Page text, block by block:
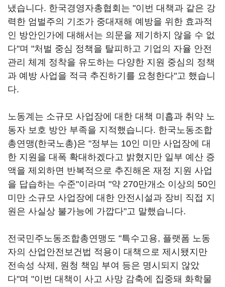
냈습니다. 한국경영자총협회는 "이번 대책과 같은 강
력한 엄벌주의 기조가 중대재해 예방을 위한 효과적
인 방안인가에 대해서는 의문을 제기하지 않을 수 없
다"며 "처벌 중심 정책을 탈피하고 기업의 자율 안전
관리 체계 정착을 유도하는 다양한 지원 중심의 정책
과 예방 사업을 적극 추진하기를 요청한다"고 했습니
다.
노동계는 소규모 사업장에 대한 대책 미흡과 취약 노
동자 보호 방안 부족을 지적했습니다. 한국노동조합
총연맹(한국노총)은 "정부는 10인 미만 사업장에 대
한 지원을 대폭 확대하겠다고 밝혔지만 일부 예산 증
액을 제외하면 반복적으로 추진해온 재정 지원 사업
을 답습하는 수준"이라며 "약 270만개소 이상의 50인
미만 소규모 사업장에 대한 안전시설과 장비 직접 지
원은 사실상 불가능에 가깝다"고 말했습니다.
전국민주노동조합총연맹도 "특수고용, 플랫폼 노동
자의 산업안전보건법 적용이 대책으로 제시됐지만
전속성 삭제, 원청 책임 부여 등은 명시되지 않았
다"며 "이번 대책이 사고 사망 감축에 집중돼 화학물